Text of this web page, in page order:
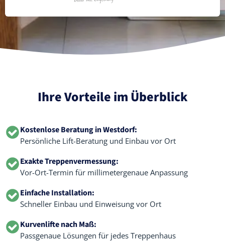
Ihre Vorteile im Überblick
Kostenlose Beratung in Westdorf:
Persönliche Lift-Beratung und Einbau vor Ort
Exakte Treppenvermessung:
Vor-Ort-Termin für millimetergenaue Anpassung
Einfache Installation:
Schneller Einbau und Einweisung vor Ort
Kurvenlifte nach Maß:
Passgenaue Lösungen für jedes Treppenhaus